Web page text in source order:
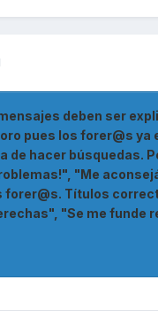
deben ser
pues los forer@s
de hacer búsquedas.
"Me
forer@s. Títulos
"Se me funde